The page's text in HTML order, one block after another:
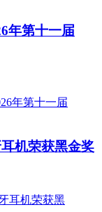
年第十一届
机荣获黑金奖